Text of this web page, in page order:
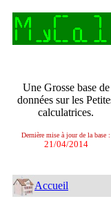
Une Grosse base de
données sur les
calculatrices.
Dernière mise à jour de la base :
21/04/2014
Accueil